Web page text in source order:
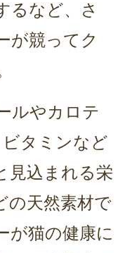
るなど、さ
が競ってク
ルやカロテ
タミンなど
見込まれる栄
の天然素材で
が猫の健康に